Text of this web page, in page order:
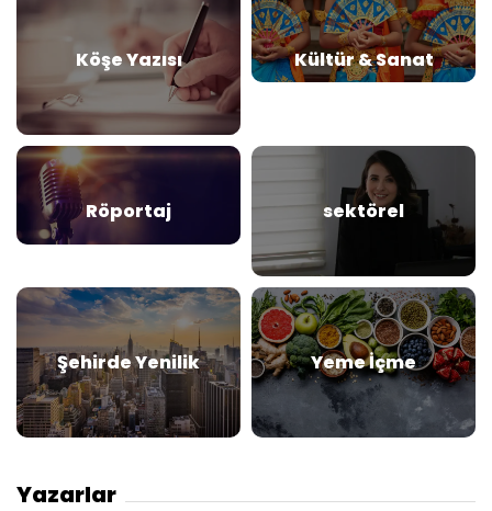
Köşe Yazısı Kültür & Sanat
Röportaj sektörel
Şehirde Yenilik Yeme İçme
Yazarlar